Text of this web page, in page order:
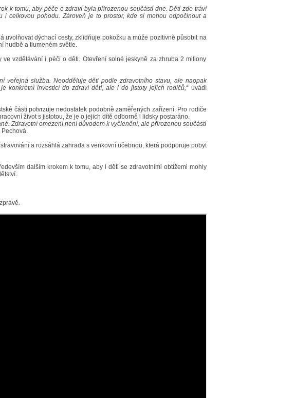
k tomu, aby péče o zdraví byla přirozenou součástí dne. Děti zde tráví
celkovou pohodu. Zároveň je to prostor, kde si mohou odpočinout a
uvolňovat dýchací cesty, zklidňuje pokožku a může pozitivně působit na
hudbě a tlumeném světle.
vzdělávání i péči o děti. Otevření solné jeskyně za zhruba 2 miliony
veřejná služba. Neodděluje děti podle zdravotního stavu, ale naopak
konkrétní investicí do zdraví dětí, ale i do jistoty jejich rodičů,“uvádí
části potvrzuje nedostatek podobně zaměřených zařízení. Pro rodiče
život s jistotou, že je o jejich dítě odborně i lidsky postaráno.
Zdravotní omezení není důvodem k vyčlenění, ale přirozenou součástí
a rozsáhlá zahrada s venkovní učebnou, která podporuje pobyt
dalším krokem k tomu, aby i děti se zdravotními obtížemi mohly